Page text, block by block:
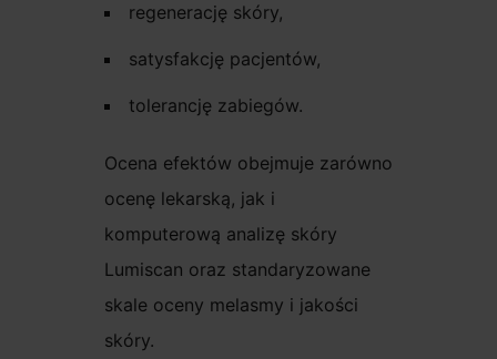
regenerację skóry,
satysfakcję pacjentów,
tolerancję zabiegów.
Ocena efektów obejmuje zarówno
ocenę lekarską, jak i
komputerową analizę skóry
Lumiscan oraz standaryzowane
skale oceny melasmy i jakości
skóry.